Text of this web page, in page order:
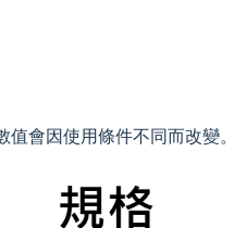
會因使用條件不同而改變。